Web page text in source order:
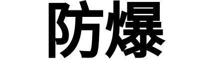
防爆